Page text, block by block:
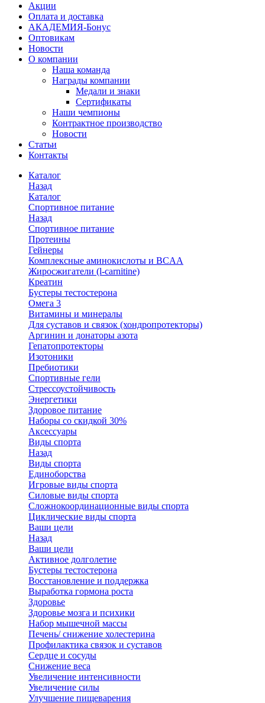
Акции
Оплата и доставка
АКАДЕМИЯ-Бонус
Оптовикам
Новости
О компании
Наша команда
Награды компании
Медали и знаки
Сертификаты
Наши чемпионы
Контрактное производство
Новости
Статьи
Контакты
Каталог
Назад
Каталог
Спортивное питание
Назад
Спортивное питание
Протеины
Гейнеры
Комплексные аминокислоты и BCAA
Жиросжигатели (l-carnitine)
Креатин
Бустеры тестостерона
Омега 3
Витамины и минералы
Для суставов и связок (хондропротекторы)
Аргинин и донаторы азота
Гепатопротекторы
Изотоники
Пребиотики
Спортивные гели
Стрессоустойчивость
Энергетики
Здоровое питание
Наборы со скидкой 30%
Аксессуары
Виды спорта
Назад
Виды спорта
Единоборства
Игровые виды спорта
Силовые виды спорта
Сложнокоординационные виды спорта
Циклические виды спорта
Ваши цели
Назад
Ваши цели
Активное долголетие
Бустеры тестостерона
Восстановление и поддержка
Выработка гормона роста
Здоровье
Здоровье мозга и психики
Набор мышечной массы
Печень/ снижение холестерина
Профилактика связок и суставов
Сердце и сосуды
Снижение веса
Увеличение интенсивности
Увеличение силы
Улучшение пищеварения